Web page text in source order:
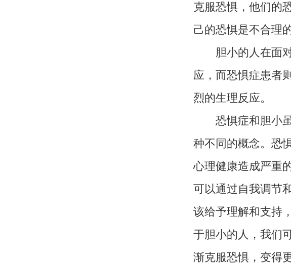
克服恐惧，他们的
己的恐惧是不合理
胆小的人在面对
应，而恐惧症患者
烈的生理反应。
恐惧症和胆小虽
种不同的概念。恐
心理健康造成严重
可以通过自我调节
该给予理解和支持
于胆小的人，我们
渐克服恐惧，变得